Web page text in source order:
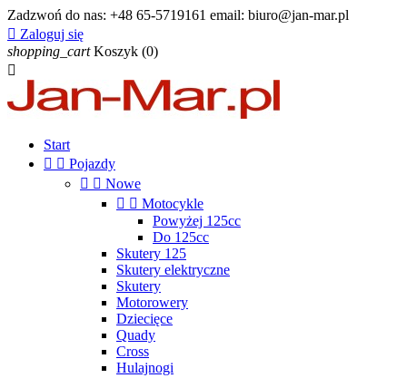
Zadzwoń do nas: +48 65-5719161 email: biuro@jan-mar.pl
 Zaloguj się
shopping_cart Koszyk (0)

Start
  Pojazdy
  Nowe
  Motocykle
Powyżej 125cc
Do 125cc
Skutery 125
Skutery elektryczne
Skutery
Motorowery
Dziecięce
Quady
Cross
Hulajnogi